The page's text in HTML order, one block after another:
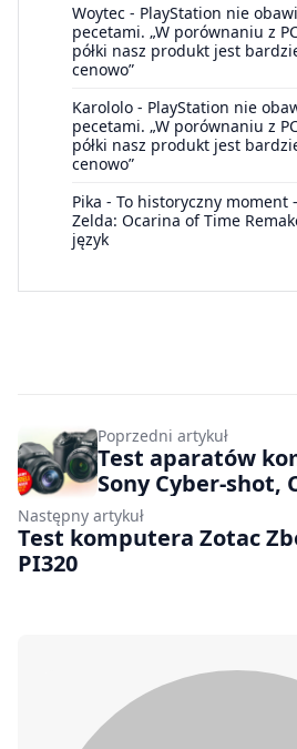
Woytec - PlayStation nie
pecetami. „W porównaniu z
półki nasz produkt jest
cenowo”
Karololo - PlayStation nie
pecetami. „W porównaniu z
półki nasz produkt jest
cenowo”
Pika - To historyczny moment
Zelda: Ocarina of Time
język
Poprzedni artykuł
Test aparatów
Sony Cyber-shot,
PowerShot, Nikon
Następny artykuł
Test komputera Zotac
PI320